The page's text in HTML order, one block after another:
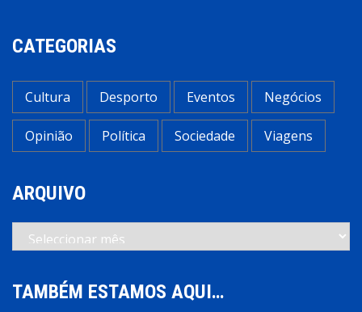
CATEGORIAS
Cultura Desporto Eventos Negócios
Opinião Política Sociedade Viagens
ARQUIVO
Arquivo
TAMBÉM ESTAMOS AQUI…